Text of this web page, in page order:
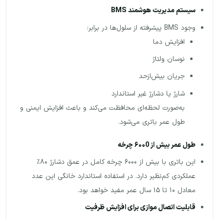
سیستم مدیریت هوشمند
وجود BMS پیشرفته از سلول‌ها در برابر:
افزایش دما
نوسان ولتاژ
جریان بیش‌ازحد
شارژ یا دشارژ غیر استاندارد
به‌صورت لحظه‌ای محافظت می‌کند و باعث افزایش ایمنی و
طول عمر باتری می‌شود.
طول عمر بیش از۶۰۰0چرخه
این باتری با بیش از ۶۰۰۰ چرخه کامل در عمق دشارژ ۸۰٪
عملکردی کم‌نظیر دارد. در استفاده استاندارد خانگی این عدد
معادل ۱۰ تا ۱۵ سال عمر مفید خواهد بود.
قابلیت اتصال موازی برای افزایش ظرفیت